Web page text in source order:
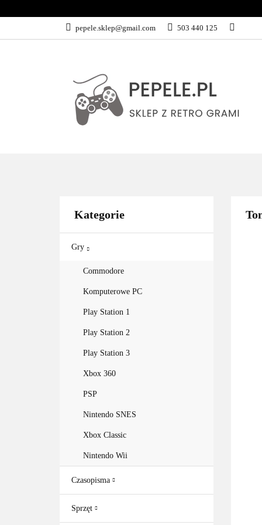
pepele.sklep@gmail.com 503 440 125
GRY
Kategorie
Gry
Commodore
Komputerowe PC
Play Station 1
Play Station 2
Play Station 3
Xbox 360
PSP
Nintendo SNES
Xbox Classic
Nintendo Wii
Czasopisma
Sprzęt